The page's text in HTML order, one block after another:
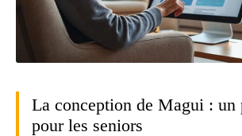
La conception de Magui : un
pour les seniors